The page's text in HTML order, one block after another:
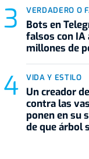
VERDADERO O
Bots en
falsos con IA
millones de
VIDA Y ESTILO
Un creador
contra las
ponen en su
de que árbol